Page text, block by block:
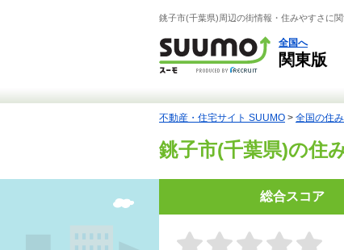
銚子市(千葉県)周辺の街情報・住みやすさに
全国へ
関東版
不動産・住宅サイト SUUMO > 全国の住
銚子市(千葉県)の住
総合スコア